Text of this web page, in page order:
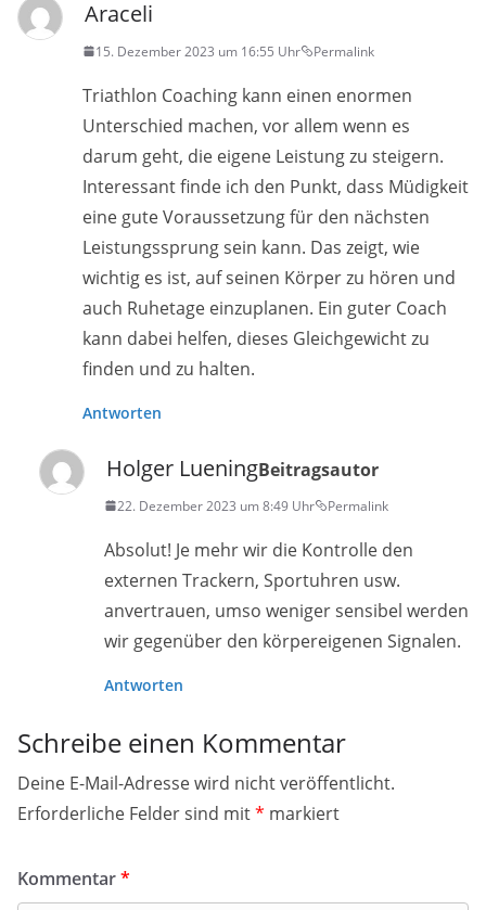
Araceli
15. Dezember 2023 um 16:55 Uhr Permalink
Triathlon Coaching kann einen enormen
Unterschied machen, vor allem wenn es
darum geht, die eigene Leistung zu steigern.
Interessant finde ich den Punkt, dass Müdigkeit
eine gute Voraussetzung für den nächsten
Leistungssprung sein kann. Das zeigt, wie
wichtig es ist, auf seinen Körper zu hören und
auch Ruhetage einzuplanen. Ein guter Coach
kann dabei helfen, dieses Gleichgewicht zu
finden und zu halten.
Antworten
Holger LueningBeitragsautor
22. Dezember 2023 um 8:49 Uhr Permalink
Absolut! Je mehr wir die Kontrolle den
externen Trackern, Sportuhren usw.
anvertrauen, umso weniger sensibel werden
wir gegenüber den körpereigenen Signalen.
Antworten
Schreibe einen Kommentar
Deine E-Mail-Adresse wird nicht veröffentlicht.
Erforderliche Felder sind mit* markiert
Kommentar*